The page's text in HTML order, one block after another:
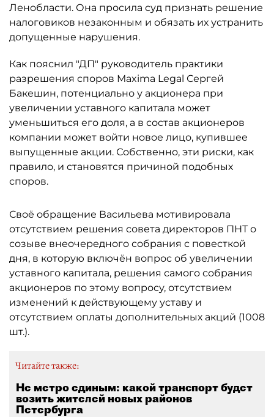
Ленобласти. Она просила суд признать решение
налоговиков незаконным и обязать их устранить
допущенные нарушения.
Как пояснил "ДП" руководитель практики
разрешения споров Maxima Legal Сергей
Бакешин, потенциально у акционера при
увеличении уставного капитала может
уменьшиться его доля, а в состав акционеров
компании может войти новое лицо, купившее
выпущенные акции. Собственно, эти риски, как
правило, и становятся причиной подобных
споров.
Своё обращение Васильева мотивировала
отсутствием решения совета директоров ПНТ о
созыве внеочередного собрания с повесткой
дня, в которую включён вопрос об увеличении
уставного капитала, решения самого собрания
акционеров по этому вопросу, отсутствием
изменений к действующему уставу и
отсутствием оплаты дополнительных акций (1008
шт.).
Читайте также:
Не метро единым: какой транспорт будет
возить жителей новых районов
Петербурга